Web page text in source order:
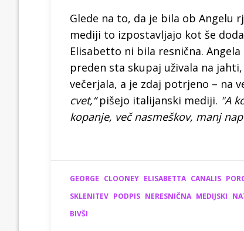
Glede na to, da je bila ob Angelu
mediji to izpostavljajo kot še
Elisabetto ni bila resnična.
preden sta skupaj uživala na
večerjala, a je zdaj potrjeno – na
cvet,“pišejo italijanski mediji. "A
kopanje, več nasmeškov, manj
GEORGE CLOONEY ELISABETTA CANALIS
SKLENITEV PODPIS NERESNIČNA MEDIJSKI
BIVŠI